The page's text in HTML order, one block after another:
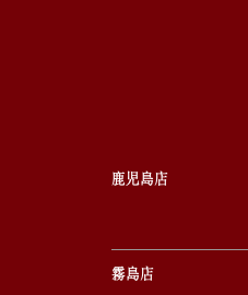
鹿児島店
霧島店